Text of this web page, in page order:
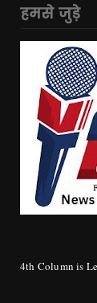
हमसे जुड़े
4th Column is